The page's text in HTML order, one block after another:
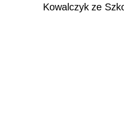
Kowalczyk ze